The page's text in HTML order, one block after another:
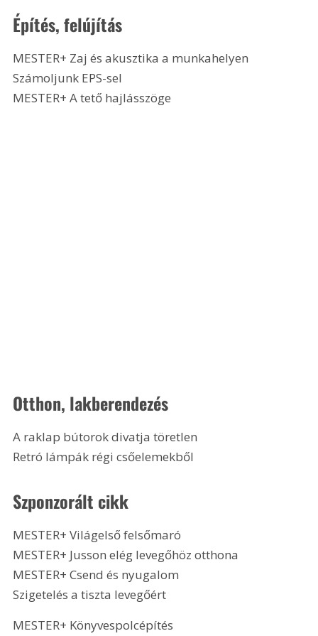
Építés, felújítás
MESTER+ Zaj és akusztika a munkahelyen
Számoljunk EPS-sel
MESTER+ A tető hajlásszöge
Otthon, lakberendezés
A raklap bútorok divatja töretlen
Retró lámpák régi csőelemekből
Szponzorált cikk
MESTER+ Világelső felsőmaró
MESTER+ Jusson elég levegőhöz otthona
MESTER+ Csend és nyugalom
Szigetelés a tiszta levegőért
MESTER+ Könyvespolcépítés